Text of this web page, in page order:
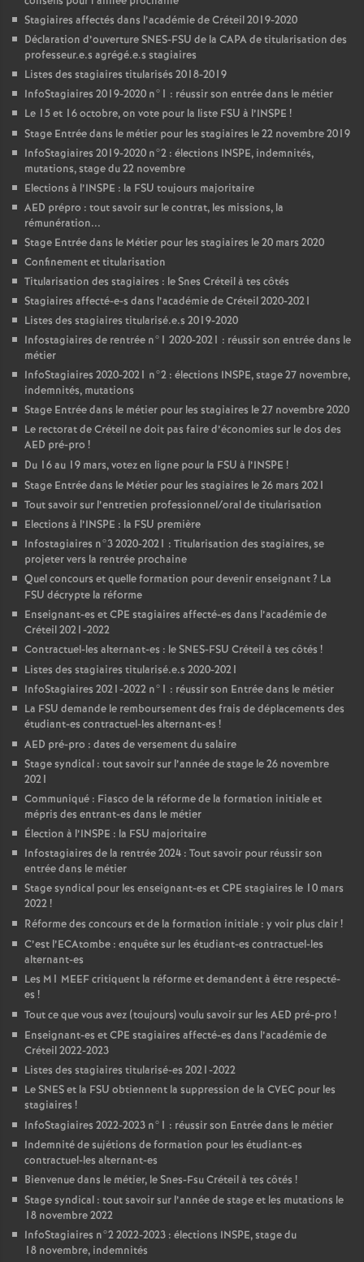
Stagiaires affectés dans l’académie de Créteil 2019-2020
Déclaration d’ouvertureSNES-FSU de la CAPAde titularisation des
professeur.e.s agrégé.e.s stagiaires
Listes des stagiaires titularisés 2018-2019
InfoStagiaires 2019-2020 n°1 : réussir son entrée dans le métier
Le 15 et 16 octobre, on vote pour la liste FSU à l’INSPE !
Stage Entrée dans le métier pour les stagiaires le 22 novembre 2019
InfoStagiaires 2019-2020 n°2 : élections INSPE, indemnités,
mutations, stage du 22 novembre
Elections à l’INSPE : la FSU toujours majoritaire
AED prépro : tout savoir sur le contrat, les missions, la
rémunération...
Stage Entrée dans le Métier pour les stagiaires le 20 mars 2020
Confinement et titularisation
Titularisation des stagiaires : le Snes Créteil à tes côtés
Stagiaires affecté-e-s dans l’académie de Créteil 2020-2021
Listes des stagiaires titularisé.e.s 2019-2020
Infostagiaires de rentrée n°1 2020-2021 : réussir son entrée dans le
métier
InfoStagiaires 2020-2021 n°2 : élections INSPE, stage 27 novembre,
indemnités, mutations
Stage Entrée dans le métier pour les stagiaires le 27 novembre 2020
Le rectorat de Créteil ne doit pas faire d’économies sur le dos des
AED pré-pro !
Du 16 au 19 mars, votez en ligne pour la FSU à l’INSPE !
Stage Entrée dans le Métier pour les stagiaires le 26 mars 2021
Tout savoir sur l’entretien professionnel/oral de titularisation
Elections à l’INSPE : la FSU première
Infostagiaires n°3 2020-2021 : Titularisation des stagiaires, se
projeter vers la rentrée prochaine
Quel concours et quelle formation pour devenir enseignant? La
FSU décrypte la réforme
Enseignant-es etCPE stagiaires affecté-es dans l’académie de
Créteil 2021-2022
Contractuel-les alternant-es : leSNES-FSU Créteil à tes côtés !
Listes des stagiaires titularisé.e.s 2020-2021
InfoStagiaires 2021-2022 n°1 : réussir son Entrée dans le métier
La FSU demande le remboursement des frais de déplacements des
étudiant-es contractuel-les alternant-es !
AED pré-pro : dates de versement du salaire
Stage syndical : tout savoir sur l’année de stage le 26 novembre
2021
Communiqué : Fiasco de la réforme de la formation initiale et
mépris des entrant-es dans le métier
Élection à l’INSPE : la FSU majoritaire
Infostagiaires de la rentrée 2024 : Tout savoir pour réussir son
entrée dans le métier
Stage syndical pour les enseignant-es etCPE stagiaires le 10 mars
2022!
Réforme des concours et de la formation initiale : y voir plus clair!
C’est l’ECAtombe : enquête sur les étudiant-es contractuel-les
alternant-es
Les M1 MEEFcritiquent la réforme et demandent à être respecté-
es !
Tout ce que vous avez (toujours) voulu savoir sur les AED pré-pro !
Enseignant-es etCPE stagiaires affecté-es dans l’académie de
Créteil 2022-2023
Listes des stagiaires titularisé-es 2021-2022
LeSNESet la FSU obtiennent la suppression de la CVEC pour les
stagiaires !
InfoStagiaires 2022-2023 n°1 : réussir son Entrée dans le métier
Indemnité de sujétions de formation pour les étudiant-es
contractuel-les alternant-es
Bienvenue dans le métier, le Snes-Fsu Créteil à tes côtés !
Stage syndical : tout savoir sur l’année de stage et les mutations le
18 novembre 2022
InfoStagiaires n°2 2022-2023 : élections INSPE, stage du
18 novembre, indemnités